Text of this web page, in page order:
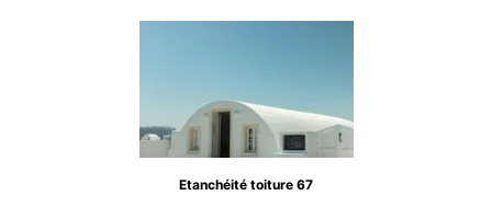
Etanchéité toiture 67